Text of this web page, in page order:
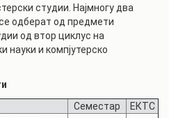
студии. Најмногу два
одберат од предмети
од втор циклус на
науки и компјутерско
Семестар
ЕКТС